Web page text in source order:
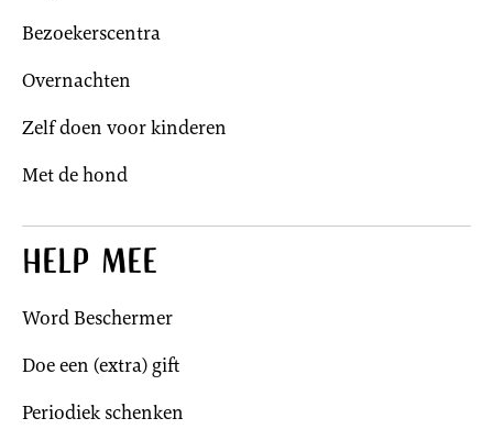
Bezoekerscentra
Overnachten
Zelf doen voor kinderen
Met de hond
Help mee
Word Beschermer
Doe een (extra) gift
Periodiek schenken